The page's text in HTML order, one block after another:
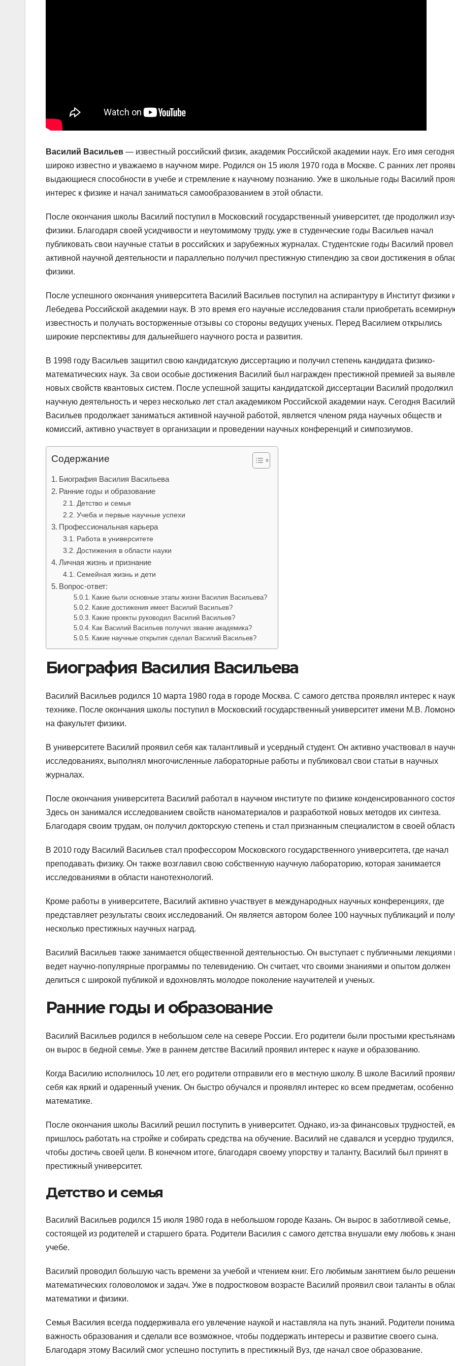
Василий Васильев — известный российский физик, академик Российской академии наук. Его имя сегодня
широко известно и уважаемо в научном мире. Родился он 15 июля 1970 года в Москве. С ранних лет
выдающиеся способности в учебе и стремление к научному познанию. Уже в школьные годы Василий
интерес к физике и начал заниматься самообразованием в этой области.
После окончания школы Василий поступил в Московский государственный университет, где продолжил
физики. Благодаря своей усидчивости и неутомимому труду, уже в студенческие годы Васильев начал
публиковать свои научные статьи в российских и зарубежных журналах. Студентские годы Василий провел
активной научной деятельности и параллельно получил престижную стипендию за свои достижения в
физики.
После успешного окончания университета Василий Васильев поступил на аспирантуру в Институт физики
Лебедева Российской академии наук. В это время его научные исследования стали приобретать
известность и получать восторженные отзывы со стороны ведущих ученых. Перед Василием открылись
широкие перспективы для дальнейшего научного роста и развития.
В 1998 году Васильев защитил свою кандидатскую диссертацию и получил степень кандидата физико-
математических наук. За свои особые достижения Василий был награжден престижной премией за
новых свойств квантовых систем. После успешной защиты кандидатской диссертации Василий
научную деятельность и через несколько лет стал академиком Российской академии наук. Сегодня Василий
Васильев продолжает заниматься активной научной работой, является членом ряда научных обществ и
комиссий, активно участвует в организации и проведении научных конференций и симпозиумов.
Содержание
Биография Василия Васильева
Ранние годы и образование
Детство и семья
Учеба и первые научные успехи
Профессиональная карьера
Работа в университете
Достижения в области науки
Личная жизнь и признание
Семейная жизнь и дети
Вопрос-ответ:
Какие были основные этапы жизни Василия Васильева?
Какие достижения имеет Василий Васильев?
Какие проекты руководил Василий Васильев?
Как Василий Васильев получил звание академика?
Какие научные открытия сделал Василий Васильев?
Биография Василия Васильева
Василий Васильев родился 10 марта 1980 года в городе Москва. С самого детства проявлял интерес к
технике. После окончания школы поступил в Московский государственный университет имени М.В.
на факультет физики.
В университете Василий проявил себя как талантливый и усердный студент. Он активно участвовал в
исследованиях, выполнял многочисленные лабораторные работы и публиковал свои статьи в научных
журналах.
После окончания университета Василий работал в научном институте по физике конденсированного
Здесь он занимался исследованием свойств наноматериалов и разработкой новых методов их синтеза.
Благодаря своим трудам, он получил докторскую степень и стал признанным специалистом в своей
В 2010 году Василий Васильев стал профессором Московского государственного университета, где начал
преподавать физику. Он также возглавил свою собственную научную лабораторию, которая занимается
исследованиями в области нанотехнологий.
Кроме работы в университете, Василий активно участвует в международных научных конференциях, где
представляет результаты своих исследований. Он является автором более 100 научных публикаций и
несколько престижных научных наград.
Василий Васильев также занимается общественной деятельностью. Он выступает с публичными лекциями
ведет научно-популярные программы по телевидению. Он считает, что своими знаниями и опытом должен
делиться с широкой публикой и вдохновлять молодое поколение научителей и ученых.
Ранние годы и образование
Василий Васильев родился в небольшом селе на севере России. Его родители были простыми
он вырос в бедной семье. Уже в раннем детстве Василий проявил интерес к науке и образованию.
Когда Василию исполнилось 10 лет, его родители отправили его в местную школу. В школе Василий
себя как яркий и одаренный ученик. Он быстро обучался и проявлял интерес ко всем предметам, особенно
математике.
После окончания школы Василий решил поступить в университет. Однако, из-за финансовых трудностей,
пришлось работать на стройке и собирать средства на обучение. Василий не сдавался и усердно трудился,
чтобы достичь своей цели. В конечном итоге, благодаря своему упорству и таланту, Василий был принят в
престижный университет.
Детство и семья
Василий Васильев родился 15 июля 1980 года в небольшом городе Казань. Он вырос в заботливой семье,
состоящей из родителей и старшего брата. Родители Василия с самого детства внушали ему любовь к
учебе.
Василий проводил большую часть времени за учебой и чтением книг. Его любимым занятием было
математических головоломок и задач. Уже в подростковом возрасте Василий проявил свои таланты в
математики и физики.
Семья Василия всегда поддерживала его увлечение наукой и наставляла на путь знаний. Родители
важность образования и сделали все возможное, чтобы поддержать интересы и развитие своего сына.
Благодаря этому Василий смог успешно поступить в престижный Вуз, где начал свое образование.